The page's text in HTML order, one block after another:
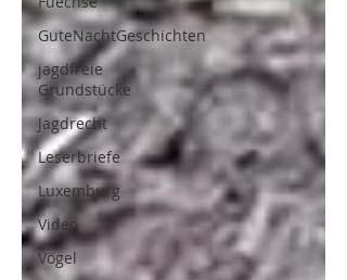
GuteNachtGeschichten
jagdfreie
Grundstücke
Jagdrecht
Leserbriefe
Luxemburg
Video
Vögel